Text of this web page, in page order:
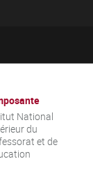
National
du
et de